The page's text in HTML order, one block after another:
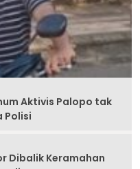
Aktivis Palopo tak
Polisi
Dibalik Keramahan